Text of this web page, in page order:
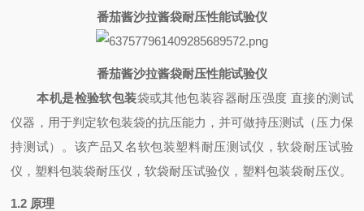
番茄酱沙拉酱袋耐压性能试验仪
番茄酱沙拉酱袋耐压性能试验仪
本机是检验软包装袋或其他包装容器耐压强度 直接的测试
仪器，用于判定软包装袋的抗压能力，并可做持压测试（压力保
持测试）。该产品又名软包装塑料耐压测试仪，软袋耐压试验
仪，塑料包装袋耐压仪，软袋耐压试验仪，塑料包装袋耐压仪。
1.2 原理